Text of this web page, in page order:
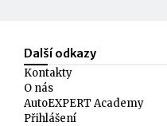
Další odkazy
Kontakty
O nás
AutoEXPERT Academy
Přihlášení